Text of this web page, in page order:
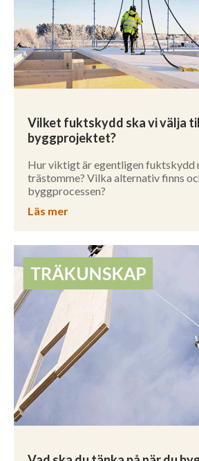
Vilket fuktskydd ska vi välja
byggprojektet?
Hur viktigt är egentligen fuktskydd
trästomme? Vilka alternativ finns
byggprocessen?
Läs mer